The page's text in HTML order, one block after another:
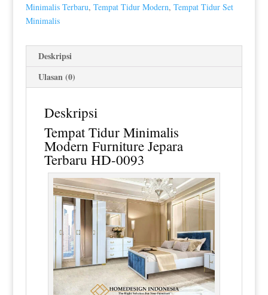
Minimalis Terbaru, Tempat Tidur Modern, Tempat Tidur Set
Minimalis
Deskripsi
Ulasan (0)
Deskripsi
Tempat Tidur Minimalis
Modern Furniture Jepara
Terbaru HD-0093